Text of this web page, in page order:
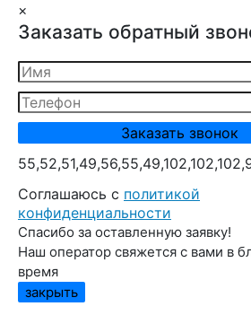
×
Заказать обратный
Cоглашаюсь с политикой
конфиденциальности
Спасибо за оставленную заявку!
Наш оператор свяжется с вами в
время
закрыть